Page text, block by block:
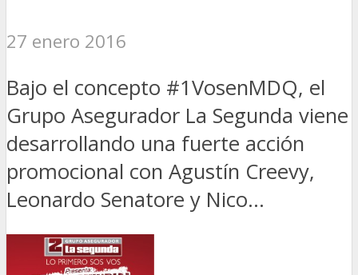
27 enero 2016
Bajo el concepto #1VosenMDQ, el
Grupo Asegurador La Segunda viene
desarrollando una fuerte acción
promocional con Agustín Creevy,
Leonardo Senatore y Nico...